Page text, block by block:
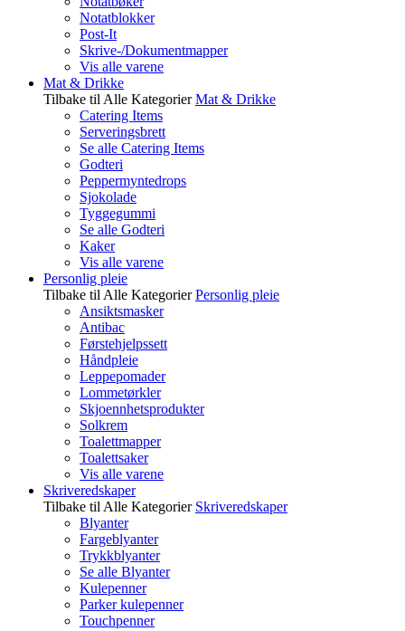
Notatblokker
Post-It
Skrive-/Dokumentmapper
Vis alle varene
Mat & Drikke
Tilbake til Alle Kategorier Mat & Drikke
Catering Items
Serveringsbrett
Se alle Catering Items
Godteri
Peppermyntedrops
Sjokolade
Tyggegummi
Se alle Godteri
Kaker
Vis alle varene
Personlig pleie
Tilbake til Alle Kategorier Personlig pleie
Ansiktsmasker
Antibac
Førstehjelpssett
Håndpleie
Leppepomader
Lommetørkler
Skjoennhetsprodukter
Solkrem
Toalettmapper
Toalettsaker
Vis alle varene
Skriveredskaper
Tilbake til Alle Kategorier Skriveredskaper
Blyanter
Fargeblyanter
Trykkblyanter
Se alle Blyanter
Kulepenner
Parker kulepenner
Touchpenner